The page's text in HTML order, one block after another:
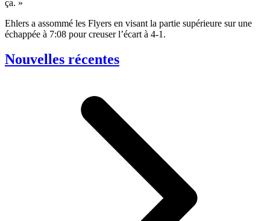
ça. »
Ehlers a assommé les Flyers en visant la partie supérieure sur une
échappée à 7:08 pour creuser l’écart à 4-1.
Nouvelles récentes